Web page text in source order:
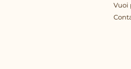
Vuoi